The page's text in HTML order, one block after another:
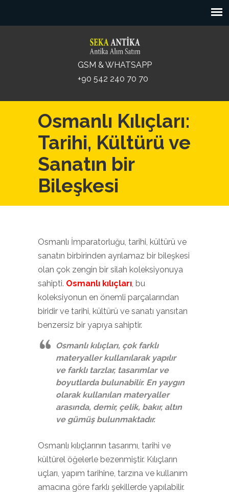
GSM & WHATSAPP
+90 542 240 70 70
Osmanlı Kılıçları:
Tarihi, Kültürü ve
Sanatın bir
Bileşkesi
Osmanlı İmparatorluğu, tarihi, kültürü ve
sanatın birbirinden ayrılamaz bir bileşkesi
olan çok zengin bir silah koleksiyonuya
sahipti. Osmanlı kılıçları, bu
koleksiyonun en önemli parçalarından
biridir ve tarihi, kültürü ve sanatı yansıtan
benzersiz bir yapıya sahiptir.
Osmanlı kılıçları, çok farklı
materyaller kullanılarak yapılır
ve farklı tarzlar, tasarımlar ve
boyutlarda bulunabilir. En yaygın
olarak kullanılan materyaller
arasında, demir, çelik, bakır, altın
ve gümüş bulunmaktadır.
Osmanlı kılıçlarının tasarımı, tarihi ve
kültürel öğelerle bezenmiştir. Kılıçların
uçları, yapım tarihine, tarzına ve kullanım
amacına göre farklı şekillerde yapılabilir.